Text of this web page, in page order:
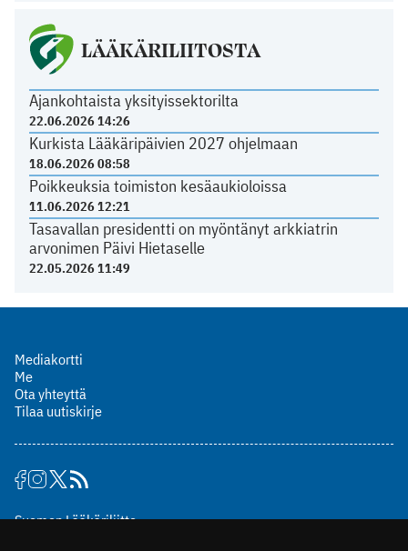
LÄÄKÄRILIITOSTA
Ajankohtaista yksityissektorilta
22.06.2026 14:26
Kurkista Lääkäripäivien 2027 ohjelmaan
18.06.2026 08:58
Poikkeuksia toimiston kesäaukioloissa
11.06.2026 12:21
Tasavallan presidentti on myöntänyt arkkiatrin
arvonimen Päivi Hietaselle
22.05.2026 11:49
Mediakortti
Me
Ota yhteyttä
Tilaa uutiskirje
Suomen Lääkäriliitto